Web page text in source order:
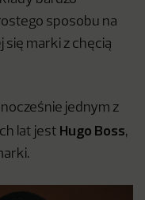
sposobu na
się marki z chęcią
jednym z
lat jest Hugo Boss,